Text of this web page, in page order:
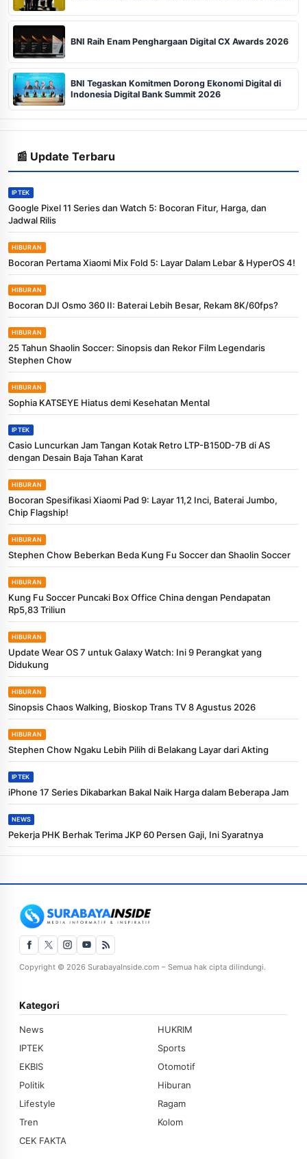
BNI Raih Enam Penghargaan Digital CX Awards 2026
BNI Tegaskan Komitmen Dorong Ekonomi Digital di
Indonesia Digital Bank Summit 2026
📰 Update Terbaru
IPTEK
Google Pixel 11 Series dan Watch 5: Bocoran Fitur, Harga, dan
Jadwal Rilis
HIBURAN
Bocoran Pertama Xiaomi Mix Fold 5: Layar Dalam Lebar & HyperOS 4!
HIBURAN
Bocoran DJI Osmo 360 II: Baterai Lebih Besar, Rekam 8K/60fps?
HIBURAN
25 Tahun Shaolin Soccer: Sinopsis dan Rekor Film Legendaris
Stephen Chow
HIBURAN
Sophia KATSEYE Hiatus demi Kesehatan Mental
IPTEK
Casio Luncurkan Jam Tangan Kotak Retro LTP-B150D-7B di AS
dengan Desain Baja Tahan Karat
HIBURAN
Bocoran Spesifikasi Xiaomi Pad 9: Layar 11,2 Inci, Baterai Jumbo,
Chip Flagship!
HIBURAN
Stephen Chow Beberkan Beda Kung Fu Soccer dan Shaolin Soccer
HIBURAN
Kung Fu Soccer Puncaki Box Office China dengan Pendapatan
Rp5,83 Triliun
HIBURAN
Update Wear OS 7 untuk Galaxy Watch: Ini 9 Perangkat yang
Didukung
HIBURAN
Sinopsis Chaos Walking, Bioskop Trans TV 8 Agustus 2026
HIBURAN
Stephen Chow Ngaku Lebih Pilih di Belakang Layar dari Akting
IPTEK
iPhone 17 Series Dikabarkan Bakal Naik Harga dalam Beberapa Jam
NEWS
Pekerja PHK Berhak Terima JKP 60 Persen Gaji, Ini Syaratnya
Copyright © 2026 SurabayaInside.com – Semua hak cipta dilindungi.
Kategori
News
HUKRIM
IPTEK
Sports
EKBIS
Otomotif
Politik
Hiburan
Lifestyle
Ragam
Tren
Kolom
CEK FAKTA